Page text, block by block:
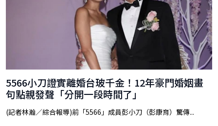
5566小刀證實離婚台玻千金！12年豪門婚姻畫
句點親發聲「分開一段時間了」
(記者林瀚／綜合報導)前「5566」成員彭小刀（彭康育）驚傳...